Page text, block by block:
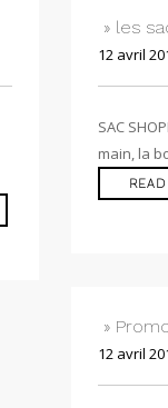
» les
12 avril
SAC
main, la
»
12 avril